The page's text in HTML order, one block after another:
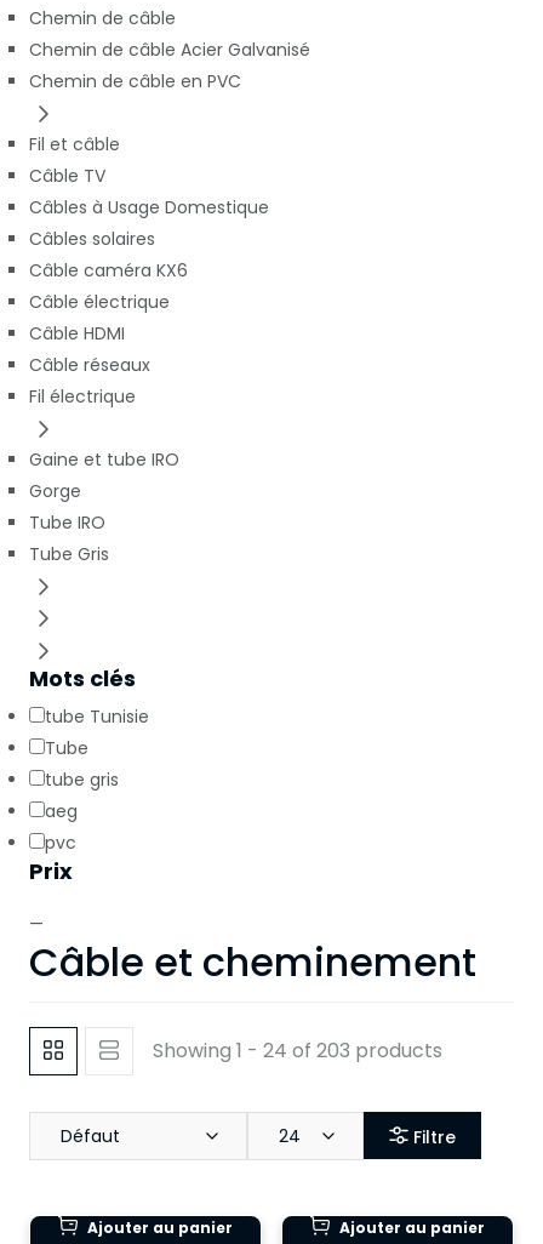
Chemin de câble
Chemin de câble Acier Galvanisé
Chemin de câble en PVC
Fil et câble
Câble TV
Câbles à Usage Domestique
Câbles solaires
Câble caméra KX6
Câble électrique
Câble HDMI
Câble réseaux
Fil électrique
Gaine et tube IRO
Gorge
Tube IRO
Tube Gris
Mots clés
tube Tunisie
Tube
tube gris
aeg
pvc
Prix
—
Câble et cheminement
Showing 1 - 24 of 203 products
Défaut 24 Filtre
Ajouter au panier Ajouter au panier